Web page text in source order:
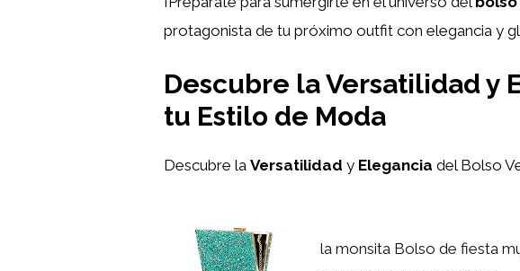
protagonista de tu próximo outfit con elegancia y
Descubre la Versatilidad y
tu Estilo de Moda
Descubre la Versatilidad y Elegancia del Bolso
la monsita Bolso de fiesta